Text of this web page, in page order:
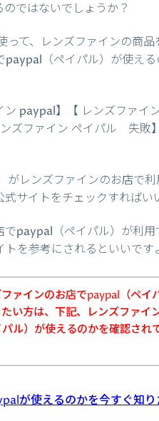
ではないでしょうか？
て、レンズファインの商
paypal（ペイパル）が使え
ン paypal】【 レンズファ
ズファイン ペイパル 失敗
がレンズファインのお店で
サイトをチェックすればい
paypal（ペイパル）が利
を参考にされるといいです
ァインのお店でpaypal（ペイ
い方は、下記、レンズファイ
ル）が使えるのかを確認され
が使えるのかを今すぐ知